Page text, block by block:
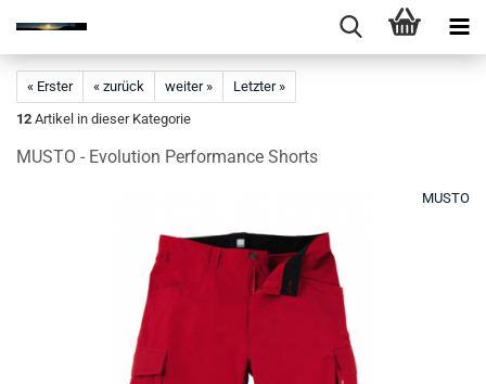
« Erster « zurück weiter »
Letzter »
12 Artikel in dieser Kategorie
MUSTO - Evolution Performance Shorts
MUSTO